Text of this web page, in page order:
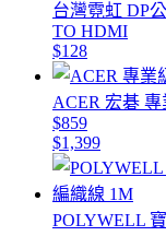
台灣霓虹 DP
TO HDMI
$128
ACER 宏碁
$859
$1,399
POLYWELL